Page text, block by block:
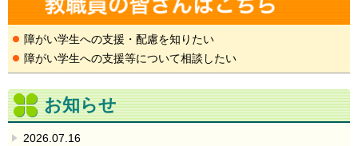
障がい学生への支援・配慮を知りたい
障がい学生への支援等について相談したい
お知らせ
2026.07.16